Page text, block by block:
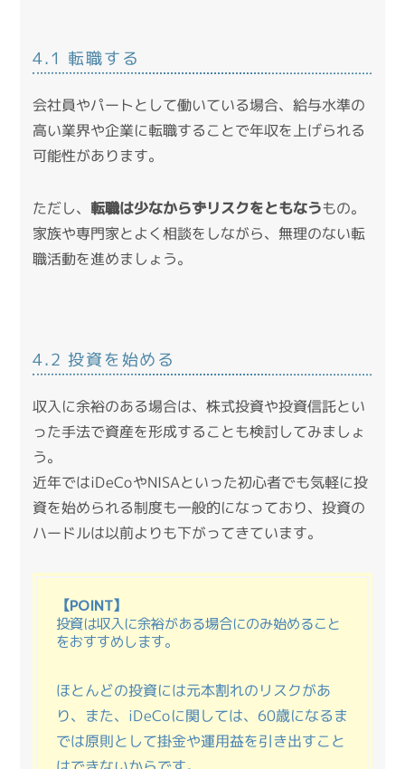
4.1 転職する
会社員やパートとして働いている場合、給与水準の
高い業界や企業に転職することで年収を上げられる
可能性があります。
ただし、 転職は少なからずリスクをともなうもの。
家族や専門家とよく相談をしながら、無理のない転
職活動を進めましょう。
4.2 投資を始める
収入に余裕のある場合は、株式投資や投資信託とい
った手法で資産を形成することも検討してみましょ
う。
近年ではiDeCoやNISAといった初心者でも気軽に投
資を始められる制度も一般的になっており、投資の
ハードルは以前よりも下がってきています。
【POINT】
投資は収入に余裕がある場合にのみ始めること
をおすすめします。
ほとんどの投資には元本割れのリスクがあ
り、また、iDeCoに関しては、60歳になるま
では原則として掛金や運用益を引き出すこと